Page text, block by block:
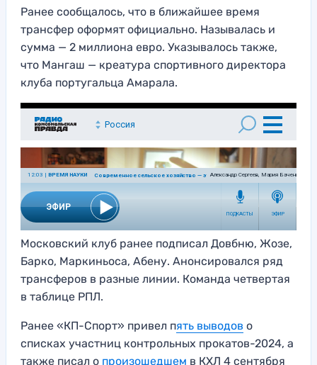
Ранее сообщалось, что в ближайшее время
трансфер оформят официально. Называлась и
сумма — 2 миллиона евро. Указывалось также,
что Мангаш — креатура спортивного директора
клуба португальца Амарала.
Московский клуб ранее подписал Довбню, Жозе,
Барко, Маркиньоса, Абену. Анонсировался ряд
трансферов в разные линии. Команда четвертая
в таблице РПЛ.
Ранее «КП-Спорт» привел пять выводов о
списках участниц контрольных прокатов-2024, а
также писал о произошедшем в КХЛ 4 сентября